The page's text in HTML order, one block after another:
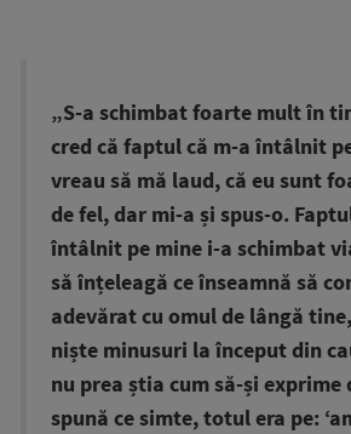
„S-a schimbat foarte mult în
cred că faptul că m-a întâlnit
vreau să mă laud, că eu sunt
de fel, dar mi-a și spus-o.
întâlnit pe mine i-a schimbat
să înțeleagă ce înseamnă să
adevărat cu omul de lângă
niște minusuri la început din
nu prea știa cum să-și exprime
spună ce simte, totul era pe: